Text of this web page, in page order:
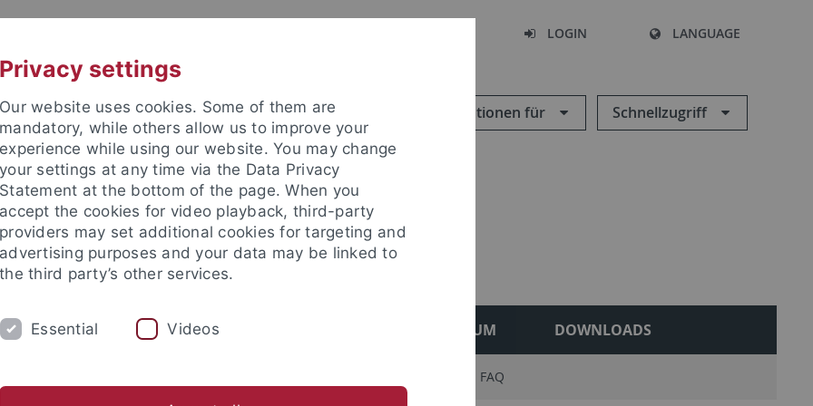
LOGIN LANGUAGE
Informationen für Schnellzugriff
STUDIUM MUSEUM DOWNLOADS
FAQ
Privacy settings
Our website uses cookies. Some of them are
mandatory, while others allow us to improve your
experience while using our website. You may change
your settings at any time via the Data Privacy
Statement at the bottom of the page. When you
accept the cookies for video playback, third-party
providers may set additional cookies for targeting and
advertising purposes and your data may be linked to
the third party’s other services.
Essential Videos